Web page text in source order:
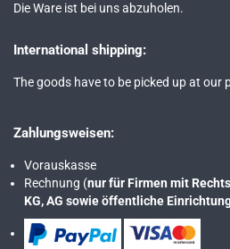
Die Ware ist bei uns abzuholen.
International shipping:
The goods have to be picked up at our
Zahlungsweisen:
Vorauskasse
Rechnung (nur für Firmen mit
KG, AG sowie öffentliche